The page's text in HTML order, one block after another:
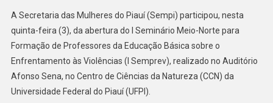
A Secretaria das Mulheres do Piauí (Sempi) participou, nesta
quinta-feira (3), da abertura do I Seminário Meio-Norte para
Formação de Professores da Educação Básica sobre o
Enfrentamento às Violências (I Semprev), realizado no Auditório
Afonso Sena, no Centro de Ciências da Natureza (CCN) da
Universidade Federal do Piauí (UFPI).